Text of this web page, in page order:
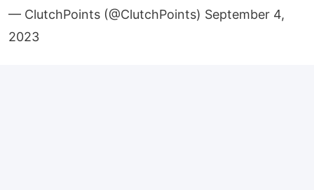
— ClutchPoints (@ClutchPoints) September 4,
2023